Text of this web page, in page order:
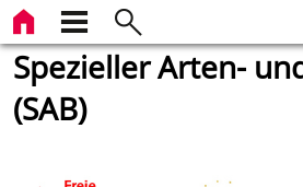
Spezieller Arten-
(SAB)